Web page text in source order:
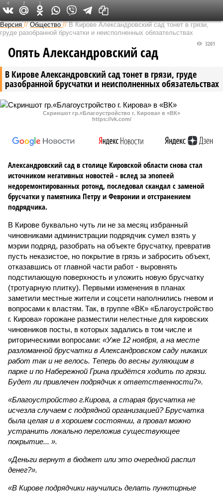
Версия в Кирове
Версия //Общество //В Кирове Александровский сад тонет в грязи,
груде разобранной брусчатки и неисполненных обязательствах
В Кирове Александровский сад тонет в грязи, груде
разобранной брусчатки и неисполненных обязательствах
3201
Опять Александровский сад
Скриншот гр.«Благоустройство г. Кирова» в «ВК»
https://vk.com/
Александровский сад в столице Кировской области снова стал
источником негативных новостей - вслед за эпопеей
недоремонтированных ротонд, последовал скандал с заменой
брусчатки у памятника Петру и Февронии и отстранением
подрядчика.
В Кирове буквально чуть ли не за месяц избранный
чиновниками администрации подрядчик сумел взять у
мэрии подряд, разобрать на объекте брусчатку, превратив
пусть неказистое, но покрытие в грязь и забросить объект,
отказавшись от главной части работ - выровнять
подстилающую поверхность и уложить новую брусчатку
(тротуарную плитку). Первыми изменения в планах
заметили местные жители и соцсети наполнились гневом и
вопросами к властям. Так, в группе «ВК» «Благоустройство
г. Кирова» горожане разместили нелестные для кировских
чиновников посты, в которых задались в том числе и
риторическими вопросами: «Уже 12 ноября, а на месте
разломанной брусчатки в Александровском саду никаких
работ так и не велось. Теперь до весны гуляющим в
парке и по Набережной Грина придётся ходить по грязи.
Будет ли привлечен подрядчик к ответственности?».
«Благоустройство г.Кирова, а старая брусчатка не
исчезла случаем с подрядной организацией? Брусчатка
была целая и в хорошем состоянии, а провал можно
устранить локально переложив существующее
покрытие... ».
«Деньги вернут в бюджет или это очередной распил
денег?».
«В Кирове подрядчики научились делать пунктирные
4 2 1